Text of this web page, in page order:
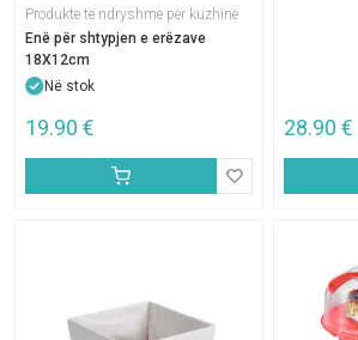
Produkte të ndryshme për kuzhinë
Enë për shtypjen e erëzave
18X12cm
Në stok
19.90 € 28.90 €